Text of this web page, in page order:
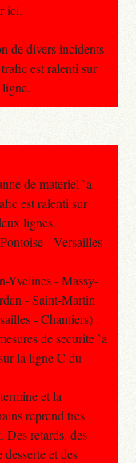
ici.
de divers incidents
est ralenti sur
de materiel `a
est ralenti sur
lignes.
- Versailles
Yvelines - Massy-
- Saint-Martin
- Chantiers) :
de securite `a
la ligne C du
et la
reprend tres
Des retards, des
et des